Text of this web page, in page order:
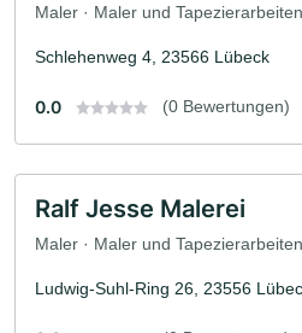
Maler · Maler und Tapezierarbeiten
Schlehenweg 4, 23566 Lübeck
0.0 (0 Bewertungen)
Ralf Jesse Malerei
Maler · Maler und Tapezierarbeiten
Ludwig-Suhl-Ring 26, 23556